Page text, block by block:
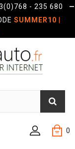
- 235 680
—
SUMMER10
0